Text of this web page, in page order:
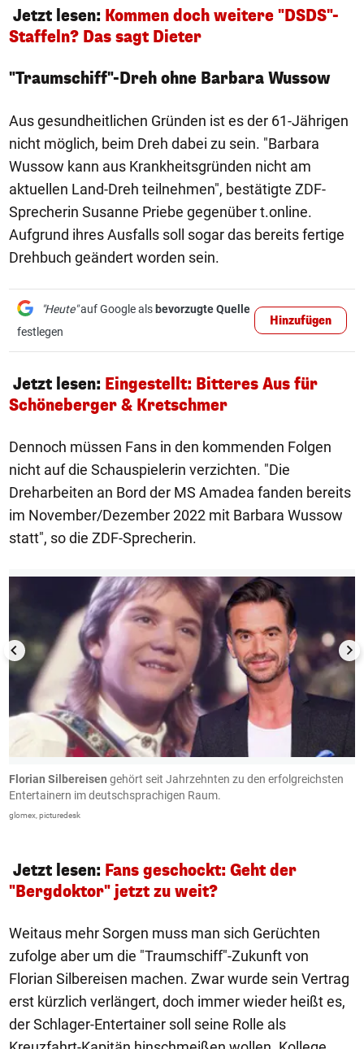
Jetzt lesen: Kommen doch weitere "DSDS"-
Staffeln? Das sagt Dieter
"Traumschiff"-Dreh ohne Barbara Wussow
Aus gesundheitlichen Gründen ist es der 61-Jährigen
nicht möglich, beim Dreh dabei zu sein. "Barbara
Wussow kann aus Krankheitsgründen nicht am
aktuellen Land-Dreh teilnehmen", bestätigte ZDF-
Sprecherin Susanne Priebe gegenüber t.online.
Aufgrund ihres Ausfalls soll sogar das bereits fertige
Drehbuch geändert worden sein.
"Heute"auf Google als bevorzugte Quelle
festlegen
Hinzufügen
Jetzt lesen: Eingestellt: Bitteres Aus für
Schöneberger & Kretschmer
Dennoch müssen Fans in den kommenden Folgen
nicht auf die Schauspielerin verzichten. "Die
Dreharbeiten an Bord der MS Amadea fanden bereits
im November/Dezember 2022 mit Barbara Wussow
statt", so die ZDF-Sprecherin.
1/17
Florian Silbereisen gehört seit Jahrzehnten zu den erfolgreichsten
Entertainern im deutschsprachigen Raum.
glomex, picturedesk
Jetzt lesen: Fans geschockt: Geht der
"Bergdoktor" jetzt zu weit?
Weitaus mehr Sorgen muss man sich Gerüchten
zufolge aber um die "Traumschiff"-Zukunft von
Florian Silbereisen machen. Zwar wurde sein Vertrag
erst kürzlich verlängert, doch immer wieder heißt es,
der Schlager-Entertainer soll seine Rolle als